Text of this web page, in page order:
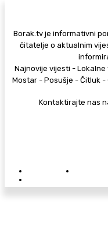
Borak.tv je informativni
čitatelje o aktualnim
Najnovije vijesti -
Mostar - Posušje - Čitluk -
Kontaktirajte nas